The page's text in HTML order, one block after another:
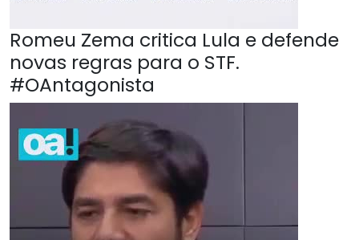
Romeu Zema critica Lula e defende
novas regras para o STF.
#OAntagonista